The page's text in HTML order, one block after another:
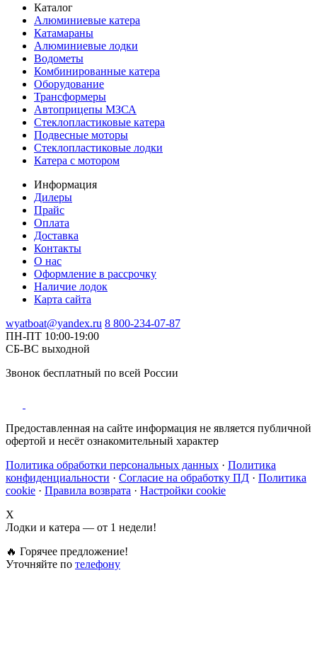
Каталог
Алюминиевые катера
Катамараны
Алюминиевые лодки
Водометы
Комбинированные катера
Оборудование
Трансформеры
Автоприцепы МЗСА
Стеклопластиковые катера
Подвесные моторы
Стеклопластиковые лодки
Катера с мотором
Информация
Дилеры
Прайс
Оплата
Доставка
Контакты
О нас
Оформление в рассрочку
Наличие лодок
Карта сайта
wyatboat@yandex.ru 8 800-234-07-87
ПН-ПТ 10:00-19:00
СБ-ВС выходной
Звонок бесплатный по всей России
Предоставленная на сайте информация не является публичной
офертой и несёт ознакомительный характер
Политика обработки персональных данных · Политика
конфиденциальности · Согласие на обработку ПД · Политика
cookie · Правила возврата · Настройки cookie
X
Лодки и катера — от 1 недели!
🔥 Горячее предложение!
Уточняйте по телефону